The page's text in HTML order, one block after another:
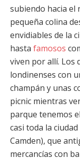
subiendo hacia el
pequeña colina
envidiables de la
hasta famosos
viven por allí. Los
londinenses con
champán y unas
picnic mientras
parque tenemos
casi toda la
Camden), que
mercancías con